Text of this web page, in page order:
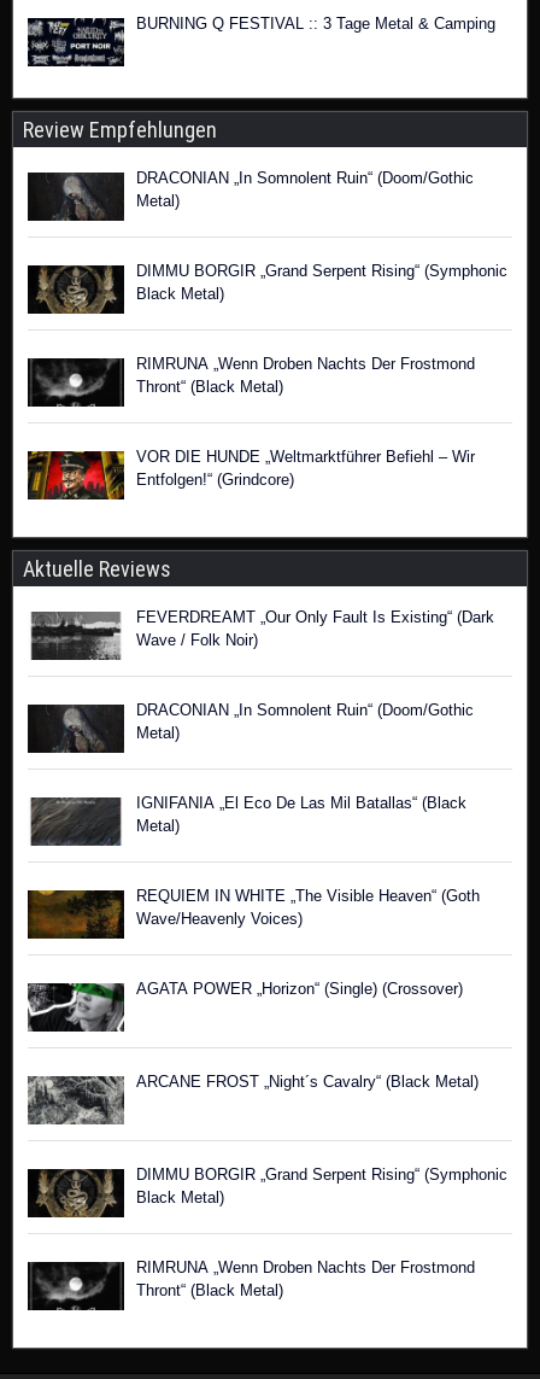
BURNING Q FESTIVAL :: 3 Tage Metal & Camping
Review Empfehlungen
DRACONIAN „In Somnolent Ruin“ (Doom/Gothic
Metal)
DIMMU BORGIR „Grand Serpent Rising“ (Symphonic
Black Metal)
RIMRUNA „Wenn Droben Nachts Der Frostmond
Thront“ (Black Metal)
VOR DIE HUNDE „Weltmarktführer Befiehl – Wir
Entfolgen!“ (Grindcore)
Aktuelle Reviews
FEVERDREAMT „Our Only Fault Is Existing“ (Dark
Wave / Folk Noir)
DRACONIAN „In Somnolent Ruin“ (Doom/Gothic
Metal)
IGNIFANIA „El Eco De Las Mil Batallas“ (Black
Metal)
REQUIEM IN WHITE „The Visible Heaven“ (Goth
Wave/Heavenly Voices)
AGATA POWER „Horizon“ (Single) (Crossover)
ARCANE FROST „Night´s Cavalry“ (Black Metal)
DIMMU BORGIR „Grand Serpent Rising“ (Symphonic
Black Metal)
RIMRUNA „Wenn Droben Nachts Der Frostmond
Thront“ (Black Metal)